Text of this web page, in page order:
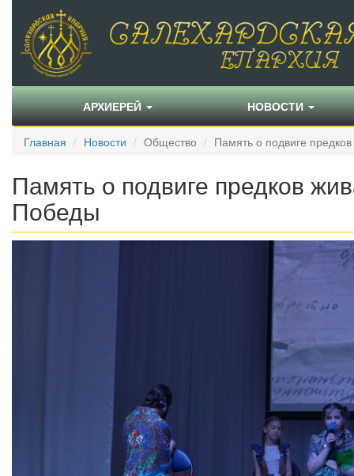
АРХИЕРЕЙ НОВОСТИ
Главная Новости Общество Память о подвиге
Память о подвиге предков
Победы